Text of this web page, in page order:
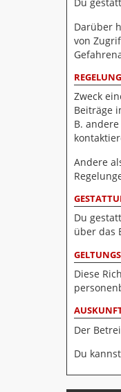
Darüber
von
Zweck
Beiträge
B.
Andere
Du
über das
Diese
Der
Du